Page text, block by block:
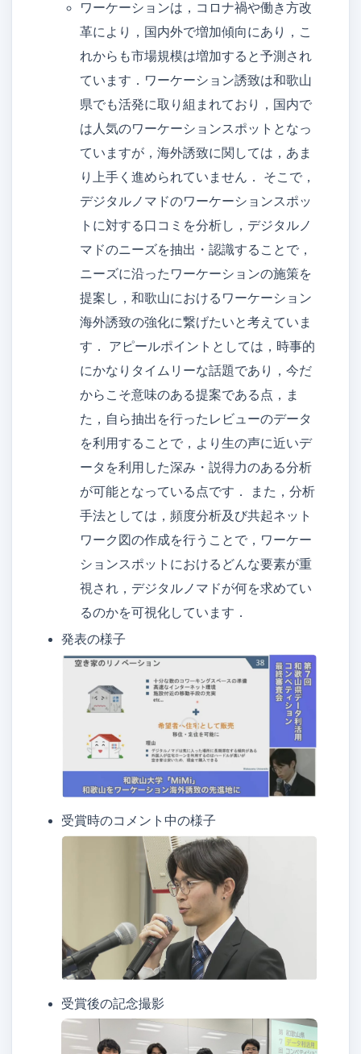
吉野先生のブログ
ワーケーションは，コロナ禍や働き方改
革により，国内外で増加傾向にあり，こ
れからも市場規模は増加すると予測され
ています．ワーケーション誘致は和歌山
県でも活発に取り組まれており，国内で
は人気のワーケーションスポットとなっ
ていますが，海外誘致に関しては，あま
り上手く進められていません． そこで，
デジタルノマドのワーケーションスポッ
トに対する口コミを分析し，デジタルノ
マドのニーズを抽出・認識することで，
ニーズに沿ったワーケーションの施策を
提案し，和歌山におけるワーケーション
海外誘致の強化に繋げたいと考えていま
す． アピールポイントとしては，時事的
にかなりタイムリーな話題であり，今だ
からこそ意味のある提案である点，ま
た，自ら抽出を行ったレビューのデータ
を利用することで，より生の声に近いデ
ータを利用した深み・説得力のある分析
が可能となっている点です． また，分析
手法としては，頻度分析及び共起ネット
ワーク図の作成を行うことで，ワーケー
ションスポットにおけるどんな要素が重
視され，デジタルノマドが何を求めてい
るのかを可視化しています．
発表の様子
受賞時のコメント中の様子
受賞後の記念撮影